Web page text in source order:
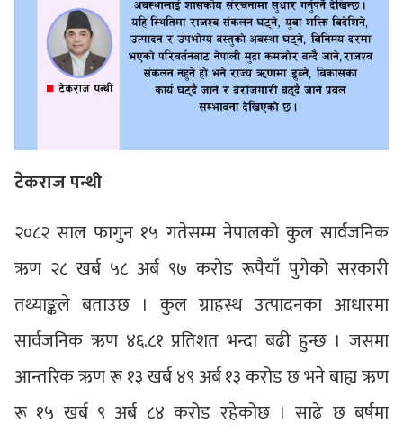
टेकराज पन्थी
२०८२ साल फागुन १५ गतेसम्म नेपालको कुल सार्वजनिक
ऋण २८ खर्ब ५८ अर्ब ९७ करोड रूपैयाँ पुगेको सरकारी
तथ्याङ्कले बताउछ । कुल ग्राहस्थ उत्पादनका आधारमा
सार्वजनिक ऋण ४६.८१ प्रतिशत भन्दा बढी हुन्छ । जसमा
आन्तरिक ऋण रू १३ खर्ब ४९ अर्ब १३ करोड छ भने बाह्य ऋण
रू १५ खर्ब ९ अर्ब ८४ करोड रहेकोछ । साढे छ बर्षमा